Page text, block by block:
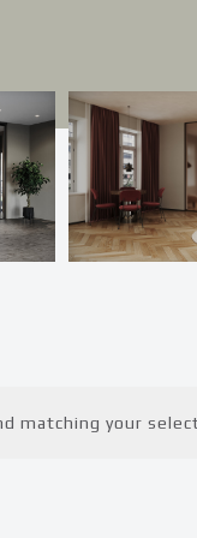
matching your